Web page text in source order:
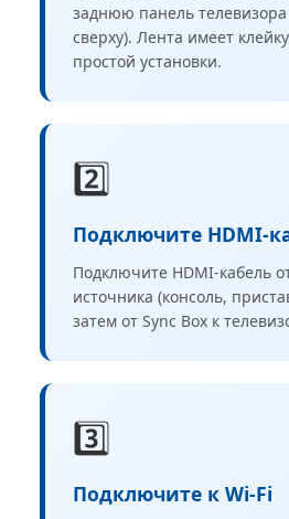
заднюю панель телевизора
сверху). Лента имеет
простой установки.
2️⃣
Подключите HDMI-
Подключите HDMI-кабель
источника (консоль,
затем от Sync Box к
3️⃣
Подключите к Wi-Fi